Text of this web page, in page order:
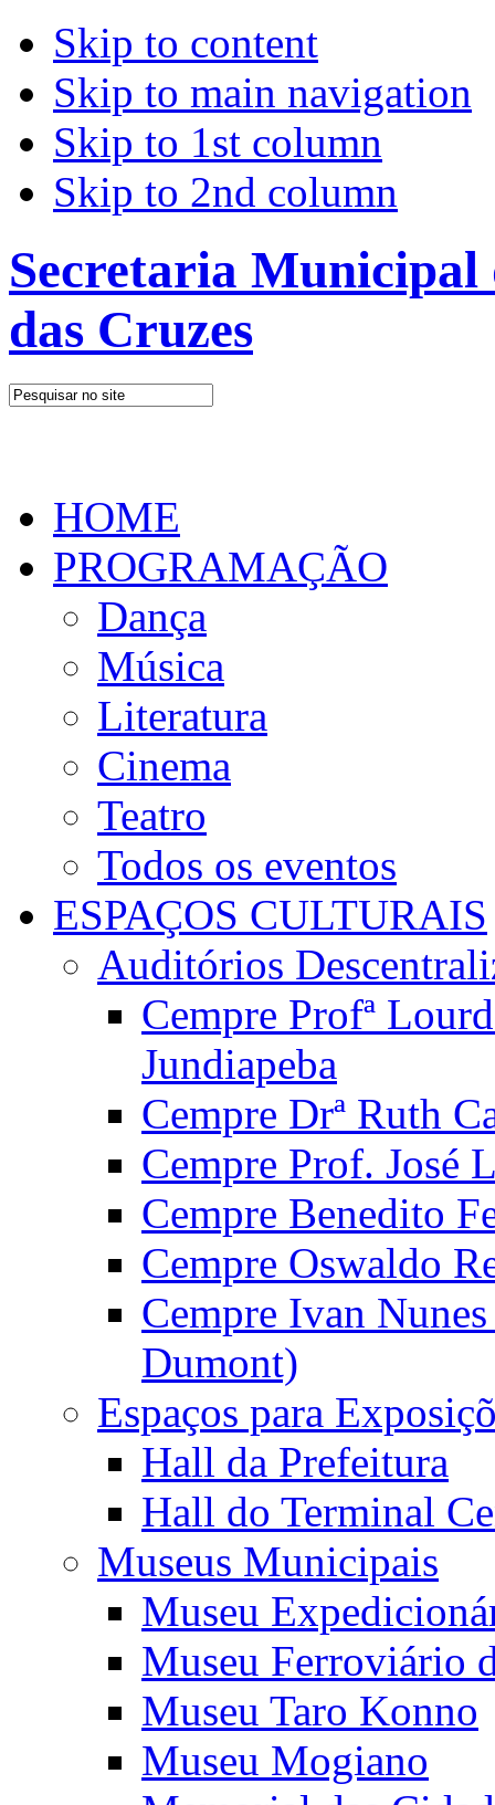
Skip to content
Skip to main navigation
Skip to 1st column
Skip to 2nd column
Secretaria
das Cruzes
HOME
PROGRAMAÇÃO
Dança
Música
Literatura
Cinema
Teatro
Todos os eventos
ESPAÇOS CULTURAIS
Auditórios
Cempre Profª
Jundiapeba
Cempre Drª Ruth
Cempre Prof. José
Cempre Benedito
Cempre Oswaldo
Cempre Ivan
Dumont)
Espaços para
Hall da Prefeitura
Hall do Terminal
Museus Municipais
Museu
Museu Ferroviário
Museu Taro Konno
Museu Mogiano